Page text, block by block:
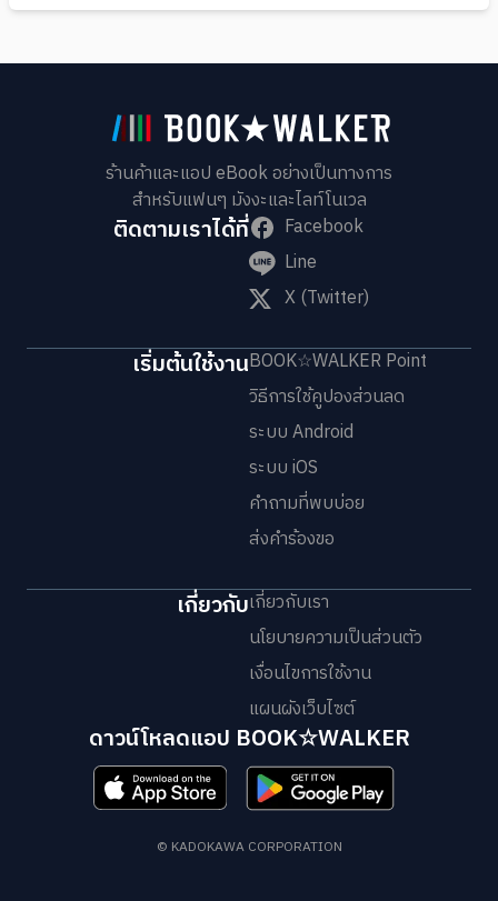
ร้านค้าและแอป eBook อย่างเป็นทางการ
สำหรับแฟนๆ มังงะและไลท์โนเวล
ติดตามเราได้ที่
Facebook
Line
X (Twitter)
เริ่มต้นใช้งานBOOK☆WALKER Point
วิธีการใช้คูปองส่วนลด
ระบบ Android
ระบบ iOS
คำถามที่พบบ่อย
ส่งคำร้องขอ
เกี่ยวกับเกี่ยวกับเรา
นโยบายความเป็นส่วนตัว
เงื่อนไขการใช้งาน
แผนผังเว็บไซต์
ดาวน์โหลดแอป BOOK☆WALKER
© KADOKAWA CORPORATION